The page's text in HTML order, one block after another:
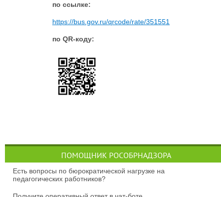
по ссылке:
https://bus.gov.ru/qrcode/rate/351551
по QR-коду:
ПОМОЩНИК РОСОБРНАДЗОРА
Есть вопросы по бюрократической нагрузке на
педагогических работников?